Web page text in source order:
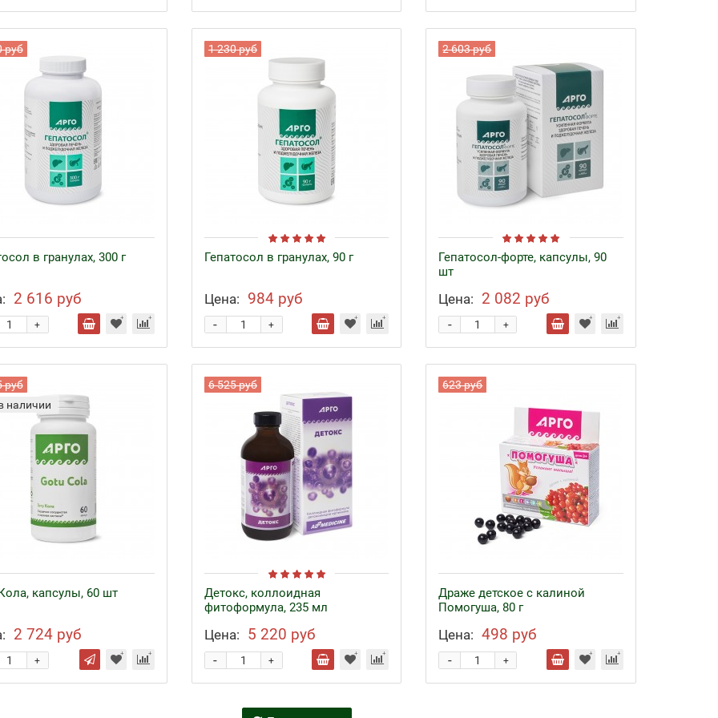
руб
в гранулах, 300 г
2 616 руб
+
1 230 руб
Гепатосол в гранулах, 90 г
Цена: 984 руб
+
-
2 603 руб
Гепатосол-форте, капсулы, 90
шт
Цена: 2 082 руб
+
-
руб
наличии
капсулы, 60 шт
2 724 руб
+
6 525 руб
Детокс, коллоидная
фитоформула, 235 мл
Цена: 5 220 руб
+
-
623 руб
Драже детское с калиной
Помогуша, 80 г
Цена: 498 руб
+
-